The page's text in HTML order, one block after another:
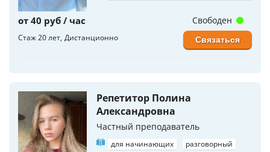
от 40 руб / час
Стаж 20 лет Дистанционно
Свободен
Связаться
Репетитор Полина
Александровна
Частный преподаватель
для начинающих
разговорный